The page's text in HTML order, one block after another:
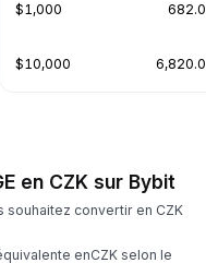
$1,000
$10,000
en CZK sur Bybit
souhaitez convertir en CZK
enCZK selon le